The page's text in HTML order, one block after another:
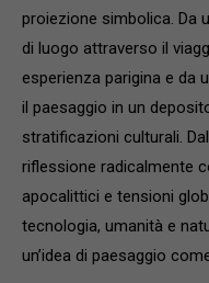
proiezione simbolica. Da
di luogo attraverso il
esperienza parigina e da
il paesaggio in un
stratificazioni culturali.
riflessione radicalmente
apocalittici e tensioni
tecnologia, umanità e
un’idea di paesaggio